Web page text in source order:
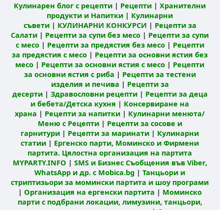
Кулинарен блог с рецепти | Рецепти |Хранителни
продукти и Напитки | Кулинарни
съвети| КУЛИНАРНИ КОНКУРСИ | Рецепти за
Салати | Рецепти за супи без месо | Рецепти за супи
с месо| Рецепти за предястия без месо| Рецепти
за предястия с месо | Рецепти за основни ястия без
месо | Рецепти за основни ястия с месо | Рецепти
за основни ястия с риба | Рецепти за тестени
изделия и печива | Рецепти за
десерти| Здравословни рецепти| Рецепти за деца
и бебета/Детска кухня | Консервиране на
храна | Рецепти за напитки | Кулинарни менюта/
Меню с Рецепти| Рецепти за сосове и
гарнитури | Рецепти за маринати | Кулинарни
статии | Ергенско парти, Моминско и Фирмени
партита. Цялостна организация на партита
MYPARTY.INFO | SMS и Бизнес Съобщения във Viber,
WhatsApp и др. с Mobica.bg |Танцьори и
стриптизьори за момински партита и шоу програми
| Организация на ергенски партита | Моминско
парти с подбрани локации, лимузини, танцьори,